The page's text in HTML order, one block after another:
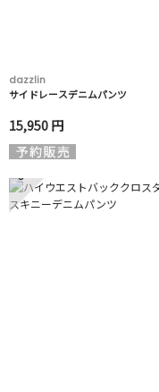
dazzlin
サイドレースデニムパンツ
15,950 円
3